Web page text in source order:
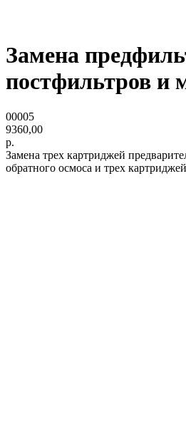
Замена
постфильтров и
00005
9360,00
р.
Замена трех картриджей
обратного осмоса и трех